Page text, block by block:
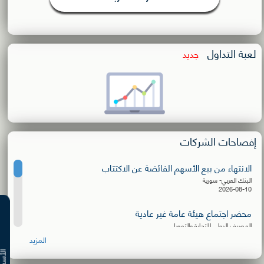
لعبة التداول جديد
إفصاحات الشركات
الانتهاء من بيع الأسهم الفائضة عن الاكتتاب
البنك العربي- سورية
2026-08-10
محضر اجتماع هيئة عامة غير عادية
المصرف الدولي للتجارة والتمويل
البيانات المالية نصف السنوية 2026
المزيد